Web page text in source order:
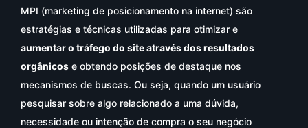
MPI (marketing de posicionamento na internet) são
estratégias e técnicas utilizadas para otimizar e
aumentar o tráfego do site através dos resultados
orgânicos e obtendo posições de destaque nos
mecanismos de buscas. Ou seja, quando um usuário
pesquisar sobre algo relacionado a uma dúvida,
necessidade ou intenção de compra o seu negócio